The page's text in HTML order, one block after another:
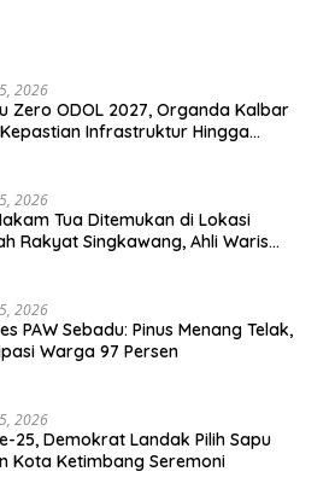
2026
Zero ODOL 2027, Organda Kalbar
Infrastruktur Hingga
2026
Tua Ditemukan di Lokasi
Rakyat Singkawang, Ahli Waris
2026
PAW Sebadu: Pinus Menang Telak,
Warga 97 Persen
2026
25, Demokrat Landak Pilih Sapu
Kota Ketimbang Seremoni